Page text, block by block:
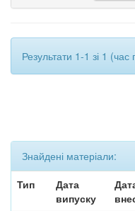
Результати 1-1 зі 1
Знайдені матеріали:
Тип
Дата
випуску